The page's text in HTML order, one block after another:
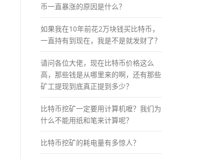
币一直暴涨的原因是什么？
如果我在10年前花2万块钱买比特币，
一直持有到现在，我是不是就发财了？
请问各位大佬，现在比特币价格这么
高，那些钱是从哪里来的啊，还有那些
矿工提现到底真正提到多少？
比特币挖矿一定要用计算机嚒？我们为
什么不能用纸和笔来计算呢？
比特币挖矿的耗电量有多惊人？